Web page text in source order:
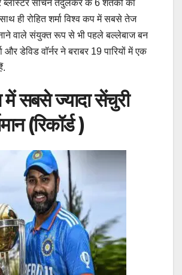
ब्लास्टर सचिन तेंदुलकर के 6 शतको का
साथ ही रोहित शर्मा विश्व कप में सबसे तेज
वाले संयुक्त रूप से भी पहले बल्लेबाज बन
और डेविड वॉर्नर ने बराबर 19 पारियों में एक
में सबसे ज्यादा सेंचुरी
(रिकॉर्ड )